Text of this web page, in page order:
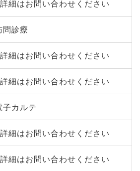
細はお問い合わせください
問診療
細はお問い合わせください
細はお問い合わせください
子カルテ
細はお問い合わせください
細はお問い合わせください